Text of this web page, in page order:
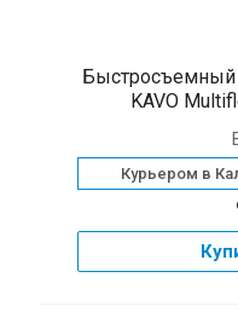
Быстросъемный
KAVO
Курьером в